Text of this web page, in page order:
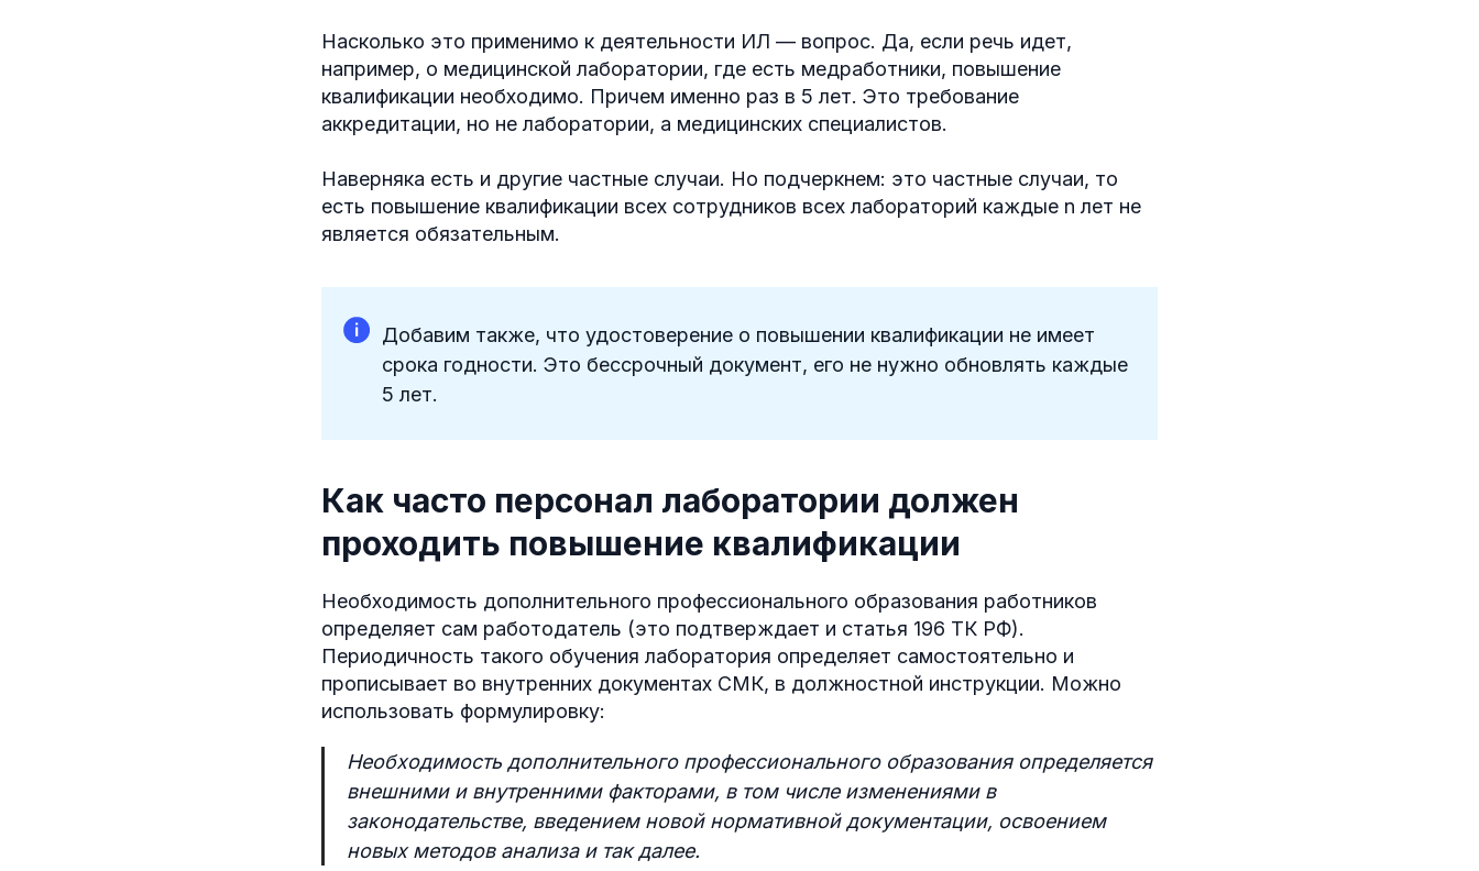
Насколько это применимо к деятельности ИЛ — вопрос. Да, если речь идет,
например, о медицинской лаборатории, где есть медработники, повышение
квалификации необходимо. Причем именно раз в 5 лет. Это требование
аккредитации, но не лаборатории, а медицинских специалистов.
Наверняка есть и другие частные случаи. Но подчеркнем: это частные случаи, то
есть повышение квалификации всех сотрудников всех лабораторий каждые n лет не
является обязательным.
Добавим также, что удостоверение о повышении квалификации не имеет
срока годности. Это бессрочный документ, его не нужно обновлять каждые
5 лет.
Как часто персонал лаборатории должен
проходить повышение квалификации
Необходимость дополнительного профессионального образования работников
определяет сам работодатель (это подтверждает и статья 196 ТК РФ).
Периодичность такого обучения лаборатория определяет самостоятельно и
прописывает во внутренних документах СМК, в должностной инструкции. Можно
использовать формулировку:
Необходимость дополнительного профессионального образования определяется
внешними и внутренними факторами, в том числе изменениями в
законодательстве, введением новой нормативной документации, освоением
новых методов анализа и так далее.